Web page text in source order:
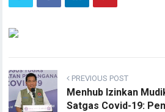
PREVIOUS POST
Menhub Izinkan
Satgas Covid-19: